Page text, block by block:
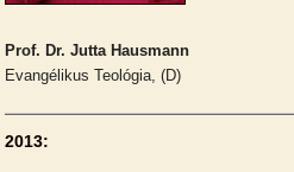
Prof. Dr. Jutta Hausmann
Evangélikus Teológia, (D)
2013: